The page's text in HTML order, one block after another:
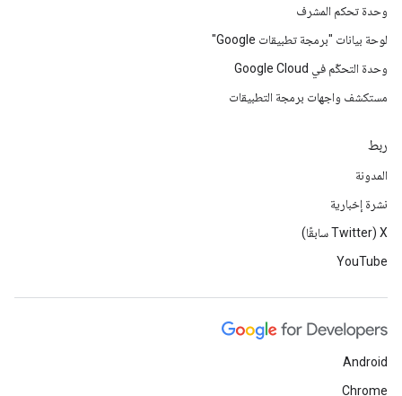
وحدة تحكم المشرف
لوحة بيانات "برمجة تطبيقات Google"
وحدة التحكّم في Google Cloud
مستكشف واجهات برمجة التطبيقات
ربط
المدونة
نشرة إخبارية
‫X ‏(Twitter سابقًا)
YouTube
Android
Chrome